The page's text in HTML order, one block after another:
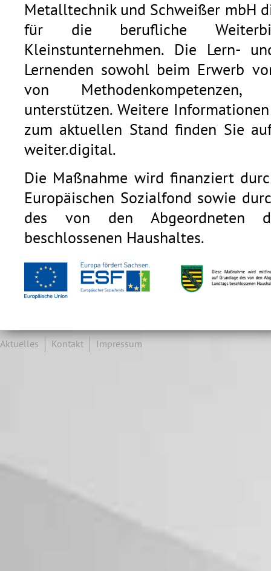
Metalltechnik und Schweißer mbH
für die berufliche
Kleinstunternehmen. Die Lern-
Lernenden sowohl beim Erwerb
von Methodenkompetenzen,
unterstützen. Weitere
zum aktuellen Stand finden Sie
weiter.digital.
Die Maßnahme wird finanziert
Europäischen Sozialfond sowie
des von den Abgeordneten
beschlossenen Haushaltes.
Aktuelles Kontakt Impressum